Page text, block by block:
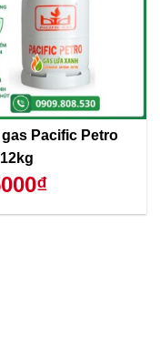
gas Pacific Petro